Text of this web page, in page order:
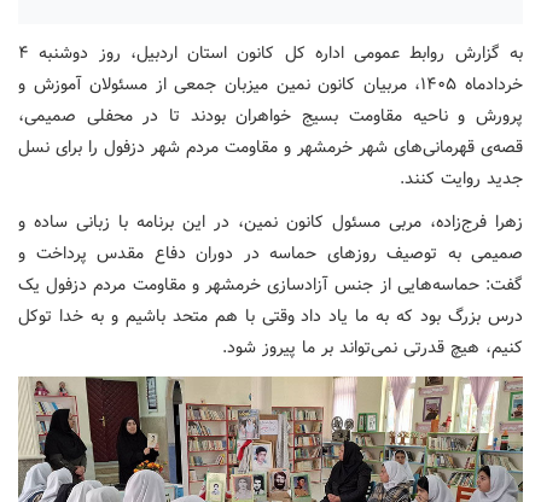
به گزارش روابط عمومی اداره کل کانون استان اردبیل، روز دوشنبه ۴
خردادماه ۱۴۰۵، مربیان کانون نمین میزبان جمعی از مسئولان آموزش‌ و
پرورش و ناحیه مقاومت بسیج خواهران بودند تا در محفلی صمیمی،
قصه‌ی قهرمانی‌های شهر خرمشهر و مقاومت مردم شهر دزفول را برای نسل
جدید روایت کنند.
زهرا فرج‌زاده، مربی مسئول کانون نمین، در این برنامه با زبانی ساده و
صمیمی به توصیف روزهای حماسه در دوران دفاع مقدس پرداخت و
گفت: حماسه‌هایی از جنس آزادسازی خرمشهر و مقاومت مردم دزفول یک
درس بزرگ بود که به ما یاد داد وقتی با هم متحد باشیم و به خدا توکل
کنیم، هیچ قدرتی نمی‌تواند بر ما پیروز شود.